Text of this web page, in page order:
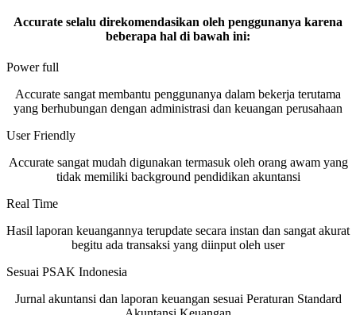
Accurate selalu direkomendasikan oleh penggunanya karena
beberapa hal di bawah ini:
Power full
Accurate sangat membantu penggunanya dalam bekerja terutama
yang berhubungan dengan administrasi dan keuangan perusahaan
User Friendly
Accurate sangat mudah digunakan termasuk oleh orang awam yang
tidak memiliki background pendidikan akuntansi
Real Time
Hasil laporan keuangannya terupdate secara instan dan sangat akurat
begitu ada transaksi yang diinput oleh user
Sesuai PSAK Indonesia
Jurnal akuntansi dan laporan keuangan sesuai Peraturan Standard